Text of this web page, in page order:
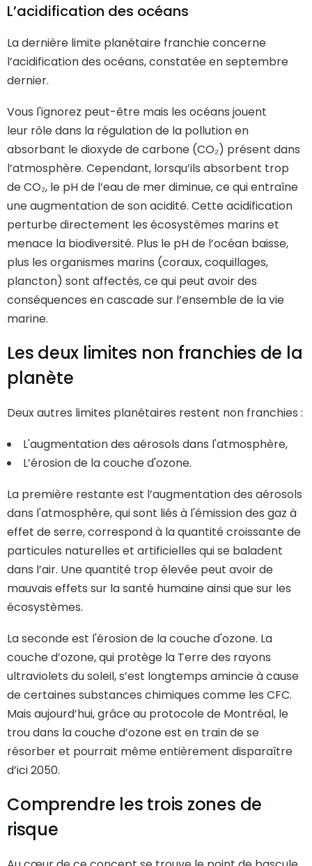
L’acidification des océans
La dernière limite planétaire franchie concerne
l’acidification des océans, constatée en septembre
dernier.
Vous l'ignorez peut-être mais les océans jouent
leur rôle dans la régulation de la pollution en
absorbant le dioxyde de carbone (CO₂) présent dans
l’atmosphère. Cependant, lorsqu’ils absorbent trop
de CO₂, le pH de l’eau de mer diminue, ce qui entraîne
une augmentation de son acidité. Cette acidification
perturbe directement les écosystèmes marins et
menace la biodiversité. Plus le pH de l’océan baisse,
plus les organismes marins (coraux, coquillages,
plancton) sont affectés, ce qui peut avoir des
conséquences en cascade sur l’ensemble de la vie
marine.
Les deux limites non franchies de la
planète
Deux autres limites planétaires restent non franchies :
L'augmentation des aérosols dans l'atmosphère,
L’érosion de la couche d'ozone.
La première restante est l’augmentation des aérosols
dans l'atmosphère, qui sont liés à l'émission des gaz à
effet de serre, correspond à la quantité croissante de
particules naturelles et artificielles qui se baladent
dans l’air. Une quantité trop élevée peut avoir de
mauvais effets sur la santé humaine ainsi que sur les
écosystèmes.
La seconde est l'érosion de la couche d'ozone. La
couche d’ozone, qui protège la Terre des rayons
ultraviolets du soleil, s’est longtemps amincie à cause
de certaines substances chimiques comme les CFC.
Mais aujourd’hui, grâce au protocole de Montréal, le
trou dans la couche d’ozone est en train de se
résorber et pourrait même entièrement disparaître
d’ici 2050.
Comprendre les trois zones de
risque